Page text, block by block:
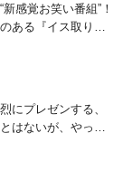
感覚お笑い番組”！
ある『イス取りゲ
・ギャグ・モノボ
芸人がショートネ
にプレゼンする、
はないが、やって
という“机上の空
張って挑む！